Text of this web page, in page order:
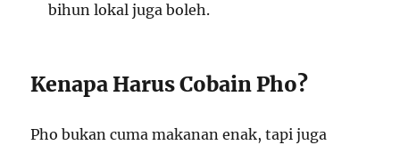
bihun lokal juga boleh.
Kenapa Harus Cobain Pho?
Pho bukan cuma makanan enak, tapi juga